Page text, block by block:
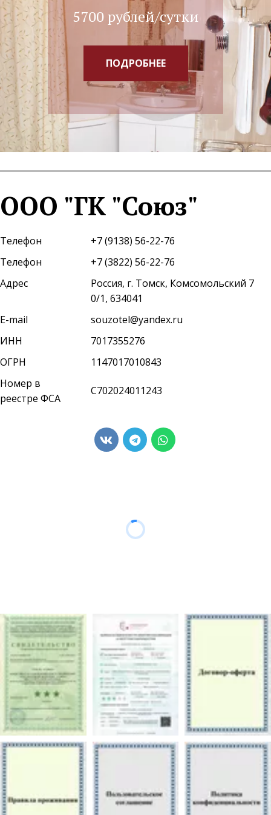
5100 рублей/сутки
ПОДРОБНЕЕ
5700 рублей/сутки
ПОДРОБНЕЕ
5700 рублей/сутки
ПОДРОБНЕЕ
5700 рублей/сутки
ПОДРОБНЕЕ
ООО "ГК "Союз"
Телефон
+7 (9138) 56-22-76
Телефон
+7 (3822) 56-22-76
Адрес
Россия, г. Томск, Комсомольский 7
0/1, 634041
E-mail
souzotel@yandex.ru
ИНН
7017355276
ОГРН
1147017010843
Номер в
реестре ФСА
С702024011243